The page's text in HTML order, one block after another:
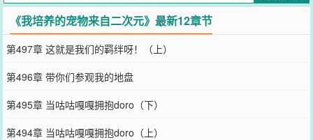
测一下吧，你有没有领取到虚拟宠物的资格？
您要是觉得《我培养的宠物来自二次元》还不错的话请不要忘记向您
QQ群和微博微信里的朋友推荐哦！
《我培养的宠物来自二次元》最新12章节
第497章 这就是我们的羁绊呀！（上）
第496章 带你们参观我的地盘
第495章 当咕咕嘎嘎拥抱doro（下）
第494章 当咕咕嘎嘎拥抱doro（上）